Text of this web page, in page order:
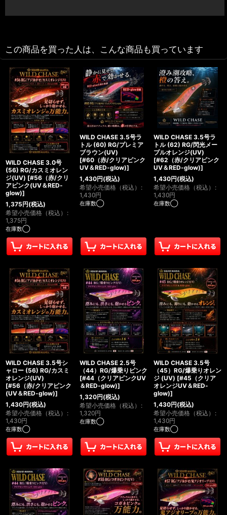
この商品を買った人は、こんな商品も買っています
WILD CHASE 3.0号
(56) RG/カスミオレン
ジ(UV) [#56（赤/クリ
アピンク(UV＆RED-
glow)]
1,375円(税込)
希望小売価格（税込） :
1,375円
在庫数◯
WILD CHASE 3.5号ラ
トル (60) RG/プレミア
ブラウン(UV)
[#60（赤/クリアピンク
UV＆RED-glow)]
1,430円(税込)
希望小売価格（税込） :
1,430円
在庫数◯
WILD CHASE 3.5号ラ
トル (62) RG/閃光メー
プルオレンジ(UV)
[#62（赤/クリアピンク
UV＆RED-glow)]
1,430円(税込)
希望小売価格（税込） :
1,430円
在庫数◯
WILD CHASE 3.5号シ
ャロー (56) RG/カスミ
オレンジ(UV)
[#56（赤/クリアピンク
(UV＆RED-glow)]
1,430円(税込)
希望小売価格（税込） :
1,430円
在庫数◯
WILD CHASE 2.5号
（44）RG/爆乗りピンク
[#44（クリアピンクUV
＆RED-glow)]
1,320円(税込)
希望小売価格（税込） :
1,320円
在庫数◯
WILD CHASE 3.5号
（45）RG/爆乗りオレン
ジ (UV) [#45（クリア
オレンジUV＆RED-
glow)]
1,430円(税込)
希望小売価格（税込） :
1,430円
在庫数◯